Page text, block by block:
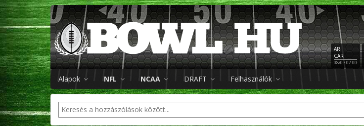
ARI
CAR
08/07 02:00
Alapok NFL NCAA DRAFT Felhasználók